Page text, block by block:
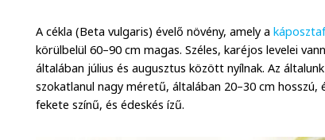
A cékla (Beta vulgaris) évelő növény, amely a
körülbelül 60–90 cm magas. Széles, karéjos levelei
általában július és augusztus között nyílnak. Az
szokatlanul nagy méretű, általában 20–30 cm
fekete színű, és édeskés ízű.